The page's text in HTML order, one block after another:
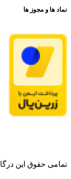
نماد ها و مجوز ها
تمامی حقوق این